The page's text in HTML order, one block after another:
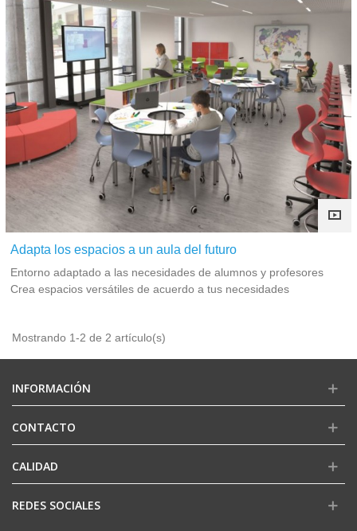
Adapta los espacios a un aula del futuro
Entorno adaptado a las necesidades de alumnos y profesores
Crea espacios versátiles de acuerdo a tus necesidades
Mostrando 1-2 de 2 artículo(s)
INFORMACIÓN
CONTACTO
CALIDAD
REDES SOCIALES